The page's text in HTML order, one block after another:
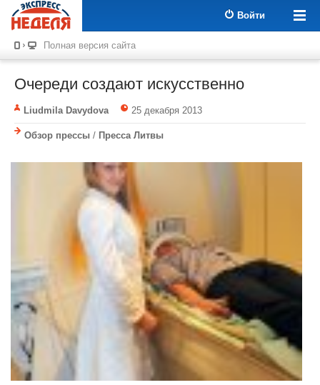
Войти
Полная версия сайта
Очереди создают искусственно
Liudmila Davydova 25 декабря 2013
Обзор прессы / Пресса Литвы